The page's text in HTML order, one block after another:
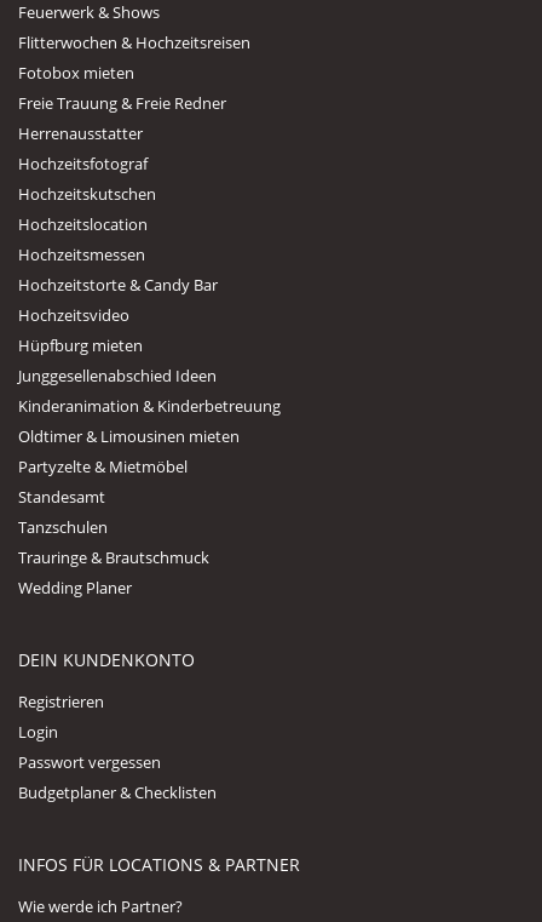
Feuerwerk & Shows
Flitterwochen & Hochzeitsreisen
Fotobox mieten
Freie Trauung & Freie Redner
Herrenausstatter
Hochzeitsfotograf
Hochzeitskutschen
Hochzeitslocation
Hochzeitsmessen
Hochzeitstorte & Candy Bar
Hochzeitsvideo
Hüpfburg mieten
Junggesellenabschied Ideen
Kinderanimation & Kinderbetreuung
Oldtimer & Limousinen mieten
Partyzelte & Mietmöbel
Standesamt
Tanzschulen
Trauringe & Brautschmuck
Wedding Planer
DEIN KUNDENKONTO
Registrieren
Login
Passwort vergessen
Budgetplaner & Checklisten
INFOS FÜR LOCATIONS & PARTNER
Wie werde ich Partner?